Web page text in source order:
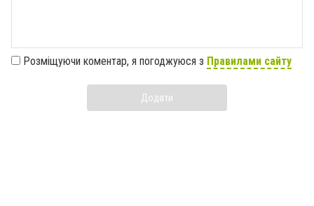
Розміщуючи коментар, я погоджуюся з Правилами сайту
Додати